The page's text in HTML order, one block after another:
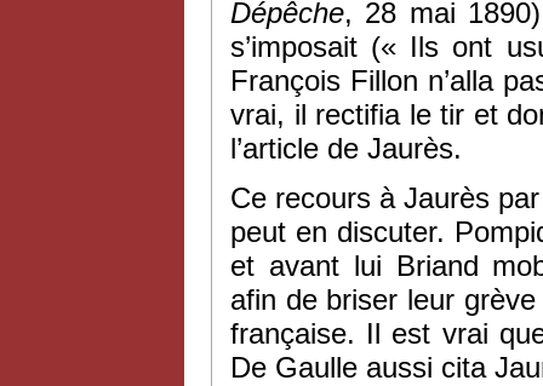
Dépêche, 28 mai
s’imposait (« Ils ont
François Fillon n’alla
vrai, il rectifia le tir et
l’article de Jaurès.
Ce recours à Jaurès
peut en discuter.
et avant lui Briand
afin de briser leur
française. Il est vrai
De Gaulle aussi cita